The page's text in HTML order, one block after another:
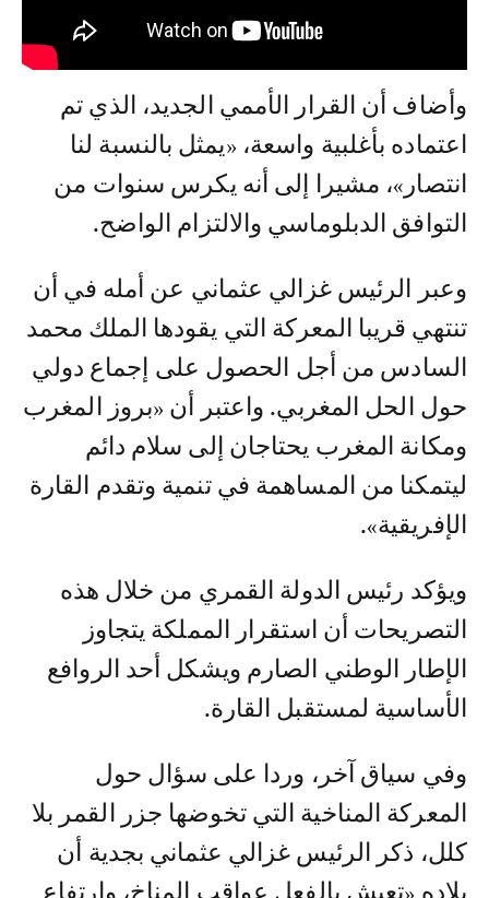
وأضاف أن القرار الأممي الجديد، الذي تم
اعتماده بأغلبية واسعة، «يمثل بالنسبة لنا
انتصار»، مشيرا إلى أنه يكرس سنوات من
التوافق الدبلوماسي والالتزام الواضح.
وعبر الرئيس غزالي عثماني عن أمله في أن
تنتهي قريبا المعركة التي يقودها الملك محمد
السادس من أجل الحصول على إجماع دولي
حول الحل المغربي. واعتبر أن «بروز المغرب
ومكانة المغرب يحتاجان إلى سلام دائم
ليتمكنا من المساهمة في تنمية وتقدم القارة
الإفريقية».
ويؤكد رئيس الدولة القمري من خلال هذه
التصريحات أن استقرار المملكة يتجاوز
الإطار الوطني الصارم ويشكل أحد الروافع
الأساسية لمستقبل القارة.
وفي سياق آخر، وردا على سؤال حول
المعركة المناخية التي تخوضها جزر القمر بلا
كلل، ذكر الرئيس غزالي عثماني بجدية أن